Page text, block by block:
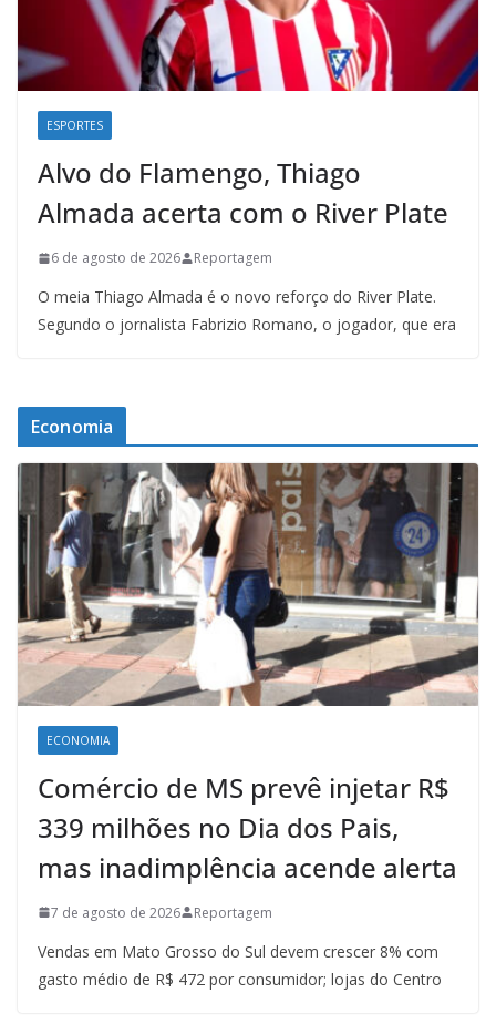
ESPORTES
Alvo do Flamengo, Thiago
Almada acerta com o River Plate
6 de agosto de 2026 Reportagem
O meia Thiago Almada é o novo reforço do River Plate.
Segundo o jornalista Fabrizio Romano, o jogador, que era
Economia
ECONOMIA
Comércio de MS prevê injetar R$
339 milhões no Dia dos Pais,
mas inadimplência acende alerta
7 de agosto de 2026 Reportagem
Vendas em Mato Grosso do Sul devem crescer 8% com
gasto médio de R$ 472 por consumidor; lojas do Centro